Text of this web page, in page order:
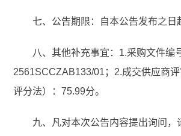
七、公告期限：自本公告发布之日
八、其他补充事宜：1.采购文件编
2561SCCZAB133/01；2.成交供应商
评分法）：75.99分。
九、凡对本次公告内容提出询问，